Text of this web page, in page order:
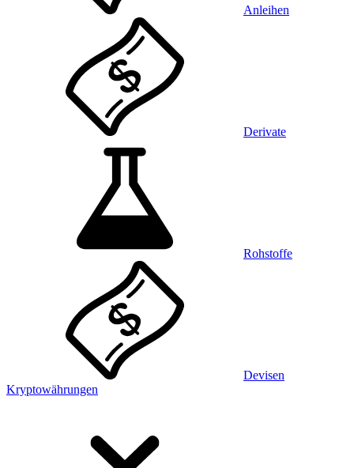
Anleihen
Derivate
Rohstoffe
Devisen
Kryptowährungen